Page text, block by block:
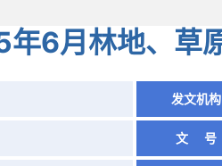
6月林地、草
发文机构
文 号